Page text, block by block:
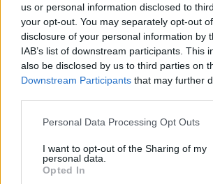
us or personal information disclosed to
your opt-out. You may separately opt-out
disclosure of your personal information by
IAB’s list of downstream participants. This
also be disclosed by us to third parties on
Downstream Participants that may further
Please note that this website/app uses one
not limited to your visit or usage behaviour.
grant or deny consent to Google and its
use your data for below specified purposes
Personal Data Processing Opt Outs
I want to opt-out of the Sharing of my
personal data.
Opted In